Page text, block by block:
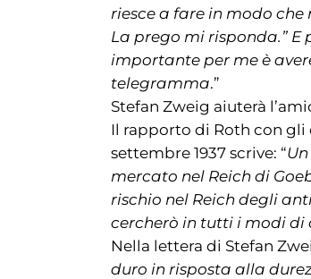
riesce a fare in modo
La prego mi risponda.”
importante per me è
telegramma.”
Stefan Zweig aiuterà
Il rapporto di Roth con
settembre 1937 scrive: “
mercato nel Reich di
rischio nel Reich degli
cercherò in tutti i modi di
Nella lettera di Stefan
duro in risposta alla